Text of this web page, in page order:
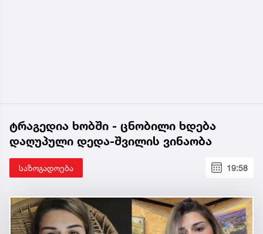
ტრაგედია ხობში - ცნობილი ხდება
დაღუპული დედა-შვილის ვინაობა
საზოგადოება 19:58